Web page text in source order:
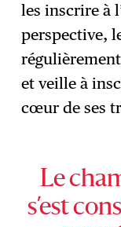
les inscrire à
perspective,
et veille à
cœur de ses
Le
s’est